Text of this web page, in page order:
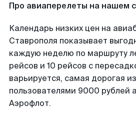
Про авиаперелеты на нашем
Календарь низких цен на
Ставрополя показывает
каждую неделю по маршруту
рейсов и 10 рейсов с
варьируется, самая дорогая
пользователями 9000 рублей
Аэрофлот.